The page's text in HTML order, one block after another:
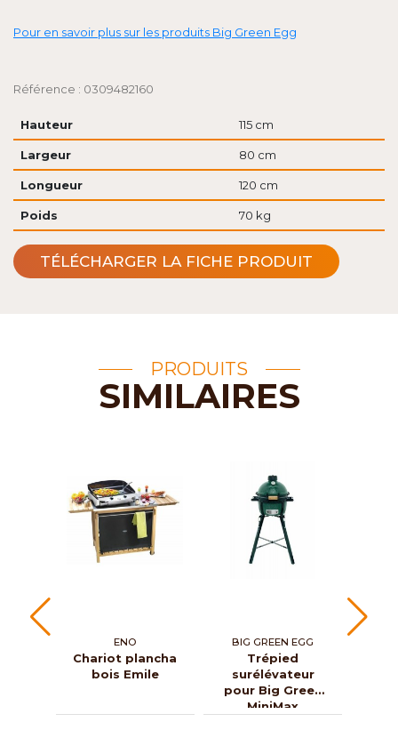
Pour en savoir plus sur les produits Big Green Egg
Référence : 0309482160
Hauteur 115 cm
Largeur 80 cm
Longueur 120 cm
Poids 70 kg
TÉLÉCHARGER LA FICHE PRODUIT
PRODUITS
SIMILAIRES
ENO
Chariot plancha
bois Emile
BIG GREEN EGG
Trépied
surélévateur
pour Big Green
MiniMax